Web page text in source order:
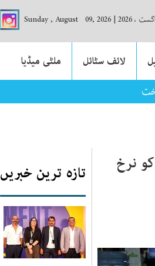
|
Sunday , August 09, 2026
لائف سٹائل
ملٹی میڈیا
پاکستان میں بدھ 3 جون کو نرخ
تازہ ترین خبریں